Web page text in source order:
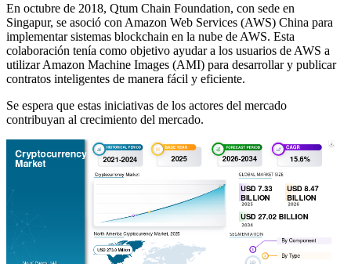
En octubre de 2018, Qtum Chain Foundation, con sede en
Singapur, se asoció con Amazon Web Services (AWS) China para
implementar sistemas blockchain en la nube de AWS. Esta
colaboración tenía como objetivo ayudar a los usuarios de AWS a
utilizar Amazon Machine Images (AMI) para desarrollar y publicar
contratos inteligentes de manera fácil y eficiente.
Se espera que estas iniciativas de los actores del mercado
contribuyan al crecimiento del mercado.